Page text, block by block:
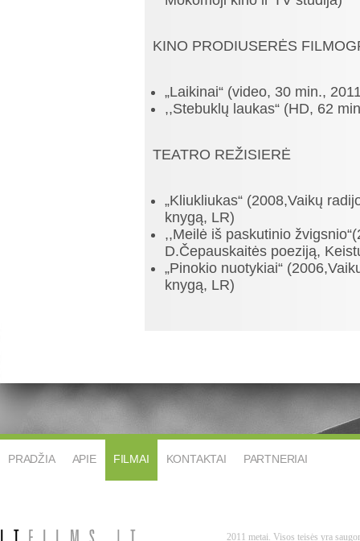
KINO PRODIUSERĖS
„Laikinai“ (video, 30 min.,
,,Stebuklų laukas“ (HD, 62
TEATRO REŽISIERĖ
„Kliukliukas“ (2008,Vaikų
knygą, LR)
,,Meilė iš paskutinio
D.Čepauskaitės poeziją,
„Pinokio nuotykiai“
knygą, LR)
PRADŽIA APIE FILMAI KONTAKTAI PARTNERIAI
2011 metai. Visos teisės yra